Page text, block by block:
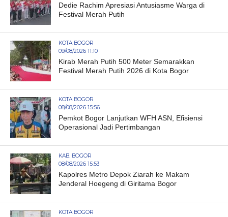
Dedie Rachim Apresiasi Antusiasme Warga di
Festival Merah Putih
KOTA BOGOR
09/08/2026 11:10
Kirab Merah Putih 500 Meter Semarakkan
Festival Merah Putih 2026 di Kota Bogor
KOTA BOGOR
08/08/2026 15:56
Pemkot Bogor Lanjutkan WFH ASN, Efisiensi
Operasional Jadi Pertimbangan
KAB. BOGOR
08/08/2026 15:53
Kapolres Metro Depok Ziarah ke Makam
Jenderal Hoegeng di Giritama Bogor
KOTA BOGOR